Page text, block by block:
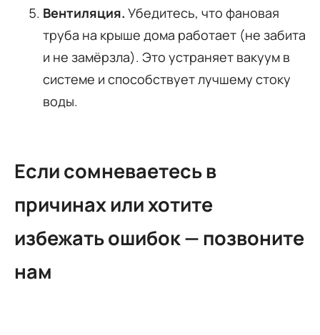
Вентиляция. Убедитесь, что фановая
труба на крыше дома работает (не забита
и не замёрзла). Это устраняет вакуум в
системе и способствует лучшему стоку
воды.
Если сомневаетесь в
причинах или хотите
избежать ошибок — позвоните
нам